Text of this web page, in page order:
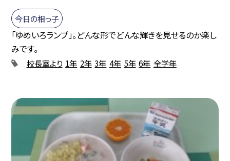
今日の相っ子
「ゆめいろランプ」。どんな形でどんな輝きを見せるのか楽し
みです。
校長室より 1年 2年 3年 4年 5年 6年 全学年